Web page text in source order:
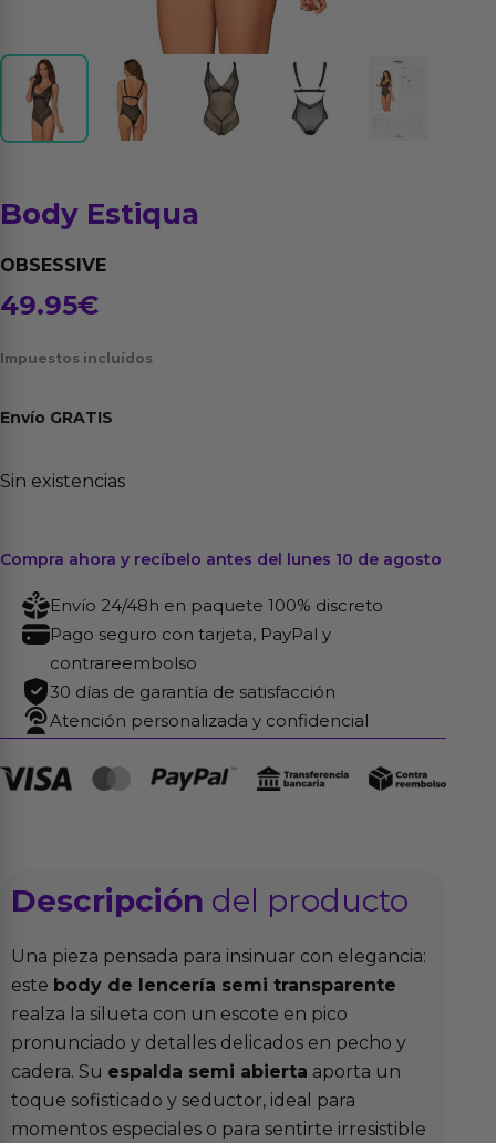
Body Estiqua
OBSESSIVE
49.95€
Impuestos incluídos
Envío GRATIS
Sin existencias
Compra ahora y recíbelo antes del lunes 10 de agosto
Envío 24/48h en paquete 100% discreto
Pago seguro con tarjeta, PayPal y
contrareembolso
30 días de garantía de satisfacción
Atención personalizada y confidencial
Descripción del producto
Una pieza pensada para insinuar con elegancia:
este body de lencería semi transparente
realza la silueta con un escote en pico
pronunciado y detalles delicados en pecho y
cadera. Su espalda semi abierta aporta un
toque sofisticado y seductor, ideal para
momentos especiales o para sentirte irresistible